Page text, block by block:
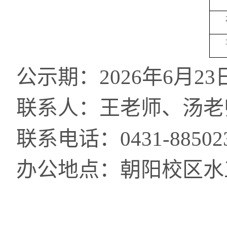
公示期：2026年6月23
联系人：王老师、汤
联系电话：0431-
办公地点：朝阳校区